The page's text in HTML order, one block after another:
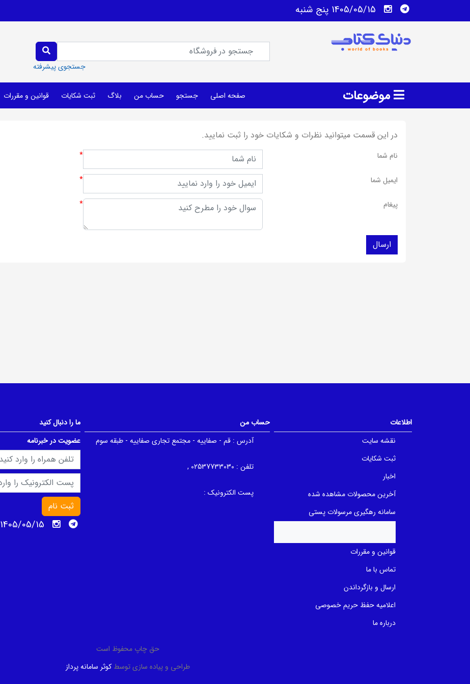
1405/05/15 پنج شنبه
جستجوی پیشرفته
موضوعات صفحه اصلی جستجو حساب من بلاگ ثبت شکایات قوانین و مقررات
در این قسمت میتوانید نظرات و شکایات خود را ثبت نمایید.
نام شما *
ایمیل شما *
پیغام *
اطلاعات
نقشه سایت
ثبت شکایات
اخبار
آخرین محصولات مشاهده شده
سامانه رهگیری مرسولات پستی
قوانین و مقررات
تماس با ما
ارسال و بازگرداندن
اعلامیه حفظ حریم خصوصی
درباره ما
حساب من
آدرس : قم - صفاییه - مجتمع تجاری صفاییه - طبقه سوم
تلفن : 02537733030 ,
پست الکترونیک :
ما را دنبال کنید
عضویت در خبرنامه
ثبت نام
1405/05/15 پنج شنبه
حق چاپ محفوظ است
طراحی و پیاده سازی توسط کوثر سامانه پرداز